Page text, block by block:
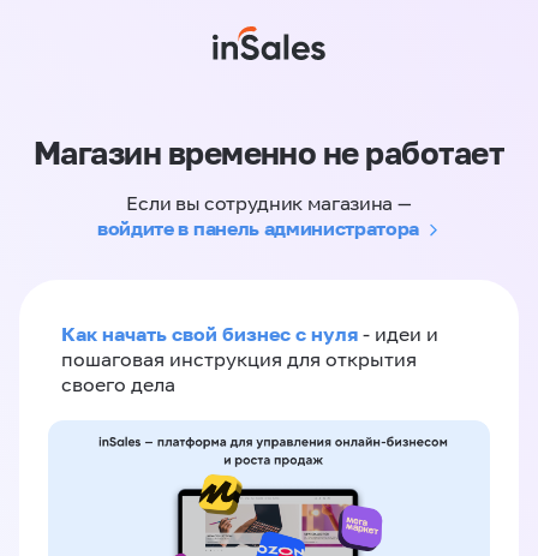
Магазин временно не работает
Если вы сотрудник магазина —
войдите в панель администратора
Как начать свой бизнес с нуля - идеи и
пошаговая инструкция для открытия
своего дела